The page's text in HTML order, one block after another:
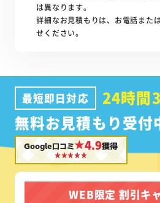
は異なります。
詳細なお見積もりは、お電話また
せください。
最短即日対応
24時間
無料お見積もり受付
Google口コミ★4.9獲得
WEB限定 割引キ